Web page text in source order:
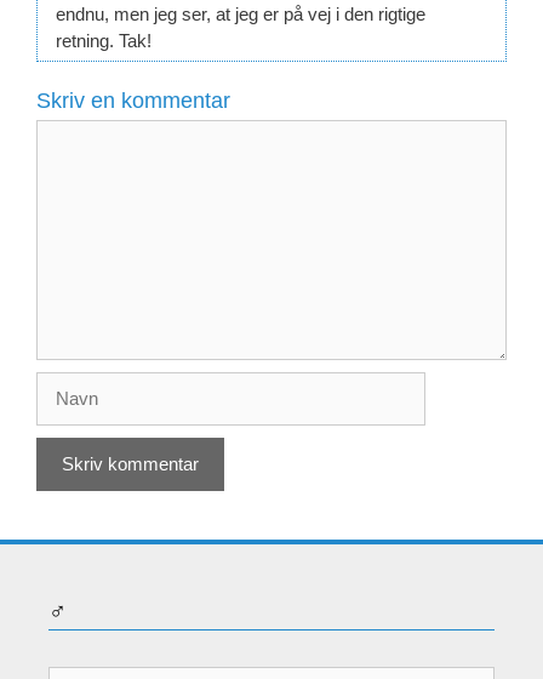
endnu, men jeg ser, at jeg er på vej i den rigtige
retning. Tak!
Skriv en kommentar
♂